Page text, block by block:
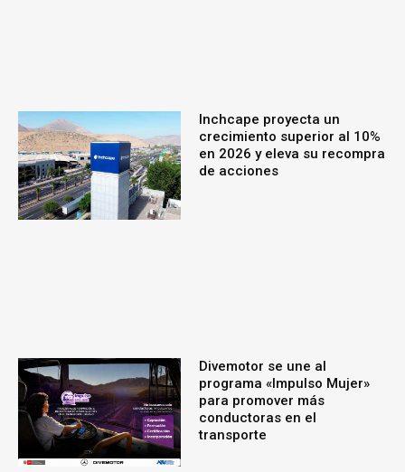
Inchcape proyecta un
crecimiento superior al 10%
en 2026 y eleva su recompra
de acciones
Divemotor se une al
programa «Impulso Mujer»
para promover más
conductoras en el
transporte